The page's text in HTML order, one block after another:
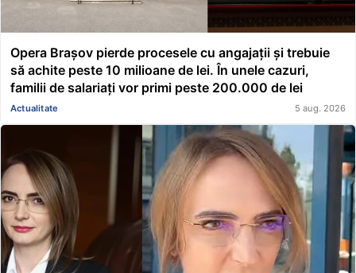
Opera Brașov pierde procesele cu angajații și trebuie
să achite peste 10 milioane de lei. În unele cazuri,
familii de salariați vor primi peste 200.000 de lei
Actualitate 5 aug. 2026